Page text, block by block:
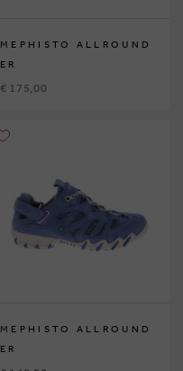
MEPHISTO ALLROUND
ER
€ 175,00
MEPHISTO ALLROUND
ER